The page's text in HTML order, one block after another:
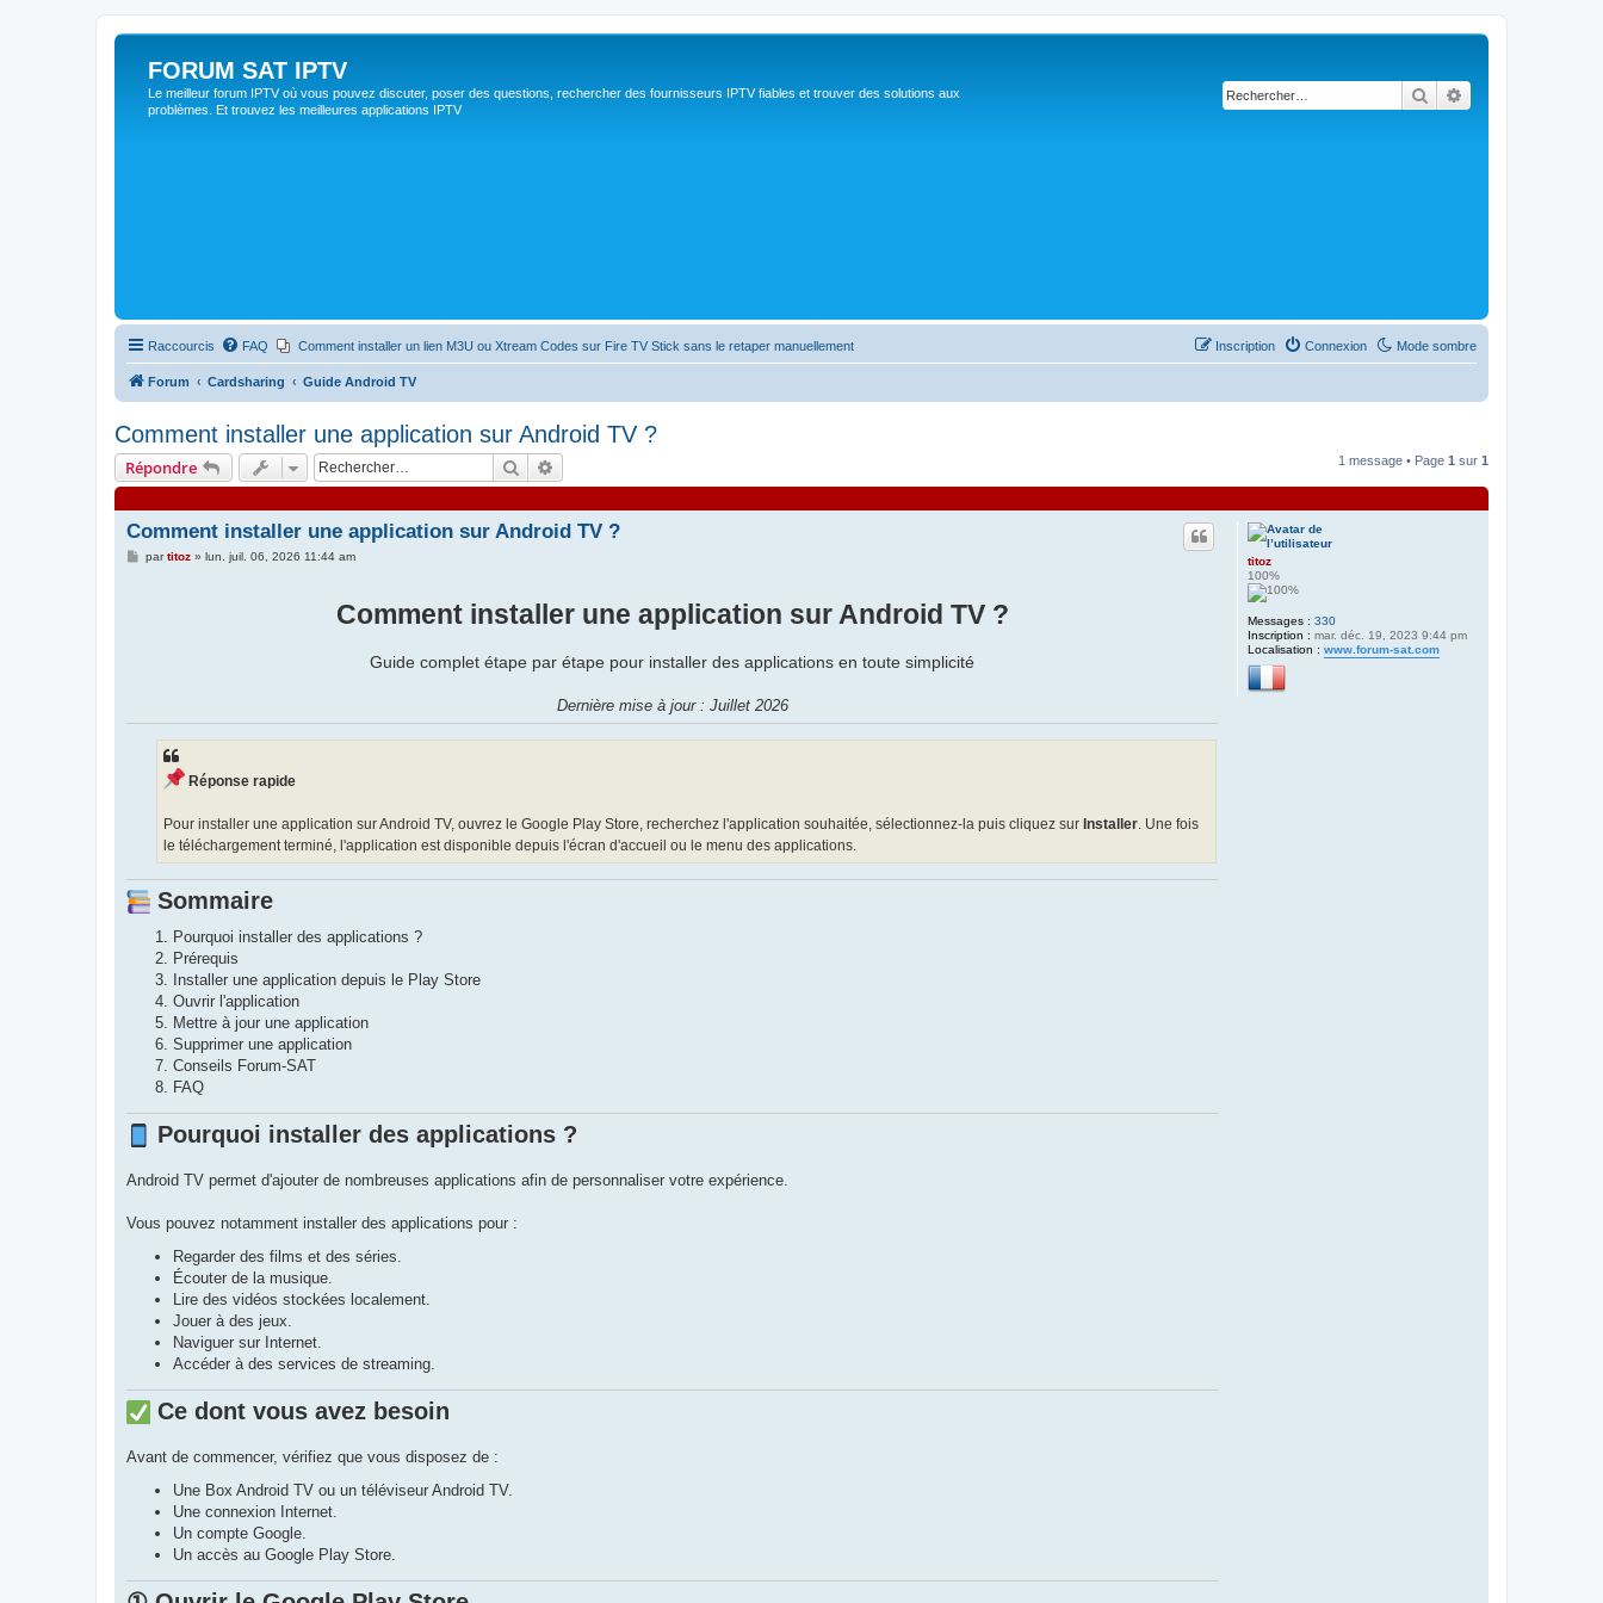
FORUM SAT IPTV
Le meilleur forum IPTV où vous pouvez discuter, poser des questions, rechercher des fournisseurs IPTV fiables et trouver des solutions aux
problèmes. Et trouvez les meilleures applications IPTV
Rechercher
Raccourcis Mode sombre
FAQ Comment installer un lien M3U ou Xtream Codes sur Fire TV Stick sans le retaper manuellement Connexion
Inscription
Forum Cardsharing Guide Android TV
Comment installer une application sur Android TV ?
Répondre Rechercher 1 message • Page 1 sur 1
titoz
100%
Messages : 330
Inscription : mar. déc. 19, 2023 9:44 pm
Localisation : www.forum-sat.com
Comment installer une application sur Android TV ?
Mpartitoz» lun. juil. 06, 2026 11:44 am
Comment installer une application sur Android TV ?
Guide complet étape par étape pour installer des applications en toute simplicité
Dernière mise à jour : Juillet 2026
Réponse rapide
Pour installer une application sur Android TV, ouvrez le Google Play Store, recherchez l'application souhaitée, sélectionnez-la puis cliquez sur Installer. Une fois
le téléchargement terminé, l'application est disponible depuis l'écran d'accueil ou le menu des applications.
Sommaire
Pourquoi installer des applications ?
Prérequis
Installer une application depuis le Play Store
Ouvrir l'application
Mettre à jour une application
Supprimer une application
Conseils Forum-SAT
FAQ
Pourquoi installer des applications ?
Android TV permet d'ajouter de nombreuses applications afin de personnaliser votre expérience.
Vous pouvez notamment installer des applications pour :
Regarder des films et des séries.
Écouter de la musique.
Lire des vidéos stockées localement.
Jouer à des jeux.
Naviguer sur Internet.
Accéder à des services de streaming.
Ce dont vous avez besoin
Avant de commencer, vérifiez que vous disposez de :
Une Box Android TV ou un téléviseur Android TV.
Une connexion Internet.
Un compte Google.
Un accès au Google Play Store.